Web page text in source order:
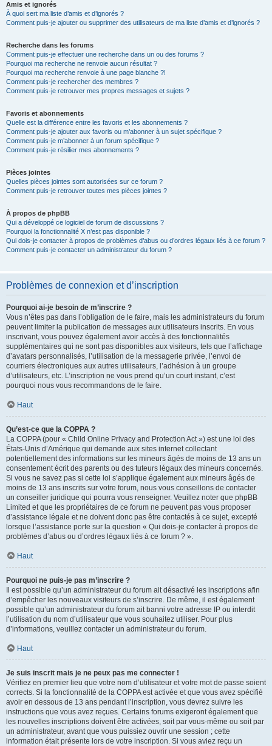
Amis et ignorés
À quoi sert ma liste d’amis et d’ignorés ?
Comment puis-je ajouter ou supprimer des utilisateurs de ma liste d’amis et d’ignorés ?
Recherche dans les forums
Comment puis-je effectuer une recherche dans un ou des forums ?
Pourquoi ma recherche ne renvoie aucun résultat ?
Pourquoi ma recherche renvoie à une page blanche ?!
Comment puis-je rechercher des membres ?
Comment puis-je retrouver mes propres messages et sujets ?
Favoris et abonnements
Quelle est la différence entre les favoris et les abonnements ?
Comment puis-je ajouter aux favoris ou m’abonner à un sujet spécifique ?
Comment puis-je m’abonner à un forum spécifique ?
Comment puis-je résilier mes abonnements ?
Pièces jointes
Quelles pièces jointes sont autorisées sur ce forum ?
Comment puis-je retrouver toutes mes pièces jointes ?
À propos de phpBB
Qui a développé ce logiciel de forum de discussions ?
Pourquoi la fonctionnalité X n’est pas disponible ?
Qui dois-je contacter à propos de problèmes d’abus ou d’ordres légaux liés à ce forum ?
Comment puis-je contacter un administrateur du forum ?
Problèmes de connexion et d’inscription
Pourquoi ai-je besoin de m’inscrire ?
Vous n’êtes pas dans l’obligation de le faire, mais les administrateurs du forum
peuvent limiter la publication de messages aux utilisateurs inscrits. En vous
inscrivant, vous pouvez également avoir accès à des fonctionnalités
supplémentaires qui ne sont pas disponibles aux visiteurs, tels que l’affichage
d’avatars personnalisés, l’utilisation de la messagerie privée, l’envoi de
courriers électroniques aux autres utilisateurs, l’adhésion à un groupe
d’utilisateurs, etc. L’inscription ne vous prend qu’un court instant, c’est
pourquoi nous vous recommandons de le faire.
Haut
Qu’est-ce que la COPPA ?
La COPPA (pour « Child Online Privacy and Protection Act ») est une loi des
États-Unis d’Amérique qui demande aux sites internet collectant
potentiellement des informations sur les mineurs âgés de moins de 13 ans un
consentement écrit des parents ou des tuteurs légaux des mineurs concernés.
Si vous ne savez pas si cette loi s’applique également aux mineurs âgés de
moins de 13 ans inscrits sur votre forum, nous vous conseillons de contacter
un conseiller juridique qui pourra vous renseigner. Veuillez noter que phpBB
Limited et que les propriétaires de ce forum ne peuvent pas vous proposer
d’assistance légale et ne doivent donc pas être contactés à ce sujet, excepté
lorsque l’assistance porte sur la question « Qui dois-je contacter à propos de
problèmes d’abus ou d’ordres légaux liés à ce forum ? ».
Haut
Pourquoi ne puis-je pas m’inscrire ?
Il est possible qu’un administrateur du forum ait désactivé les inscriptions afin
d’empêcher les nouveaux visiteurs de s’inscrire. De même, il est également
possible qu’un administrateur du forum ait banni votre adresse IP ou interdit
l’utilisation du nom d’utilisateur que vous souhaitez utiliser. Pour plus
d’informations, veuillez contacter un administrateur du forum.
Haut
Je suis inscrit mais je ne peux pas me connecter !
Vérifiez en premier lieu que votre nom d’utilisateur et votre mot de passe soient
corrects. Si la fonctionnalité de la COPPA est activée et que vous avez spécifié
avoir en dessous de 13 ans pendant l’inscription, vous devrez suivre les
instructions que vous avez reçues. Certains forums exigeront également que
les nouvelles inscriptions doivent être activées, soit par vous-même ou soit par
un administrateur, avant que vous puissiez ouvrir une session ; cette
information était présente lors de votre inscription. Si vous aviez reçu un